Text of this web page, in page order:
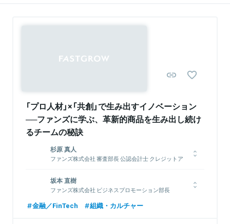
「プロ人材」×「共創」で生み出すイノベーション
──ファンズに学ぶ、革新的商品を生み出し続け
るチームの秘訣
杉原 真人
ファンズ株式会社 審査部長 公認会計士 クレジットア
大学卒業後、2012年監査法人トーマツに入社。東証一部上場企
業に対する会計監査・内部統制監査に従事。その後、デロイトト
ーマツファイナンシャルアドバイザリー社に出向し、事業再生、
企業買収業務に携わる。2018年3月にファンズ株式会社へ参画。
坂本 直樹
ファンズ株式会社 ビジネスプロモーション部長
大学卒業後、SMBC日興証券入社。個人・法人向けの営業を経験
した後、ECM（エクイティ・キャピタル・マーケット）にてエク
金融／FinTech 組織・カルチャー